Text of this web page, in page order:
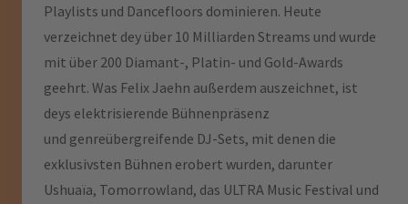
Playlists und Dancefloors dominieren. Heute
verzeichnet dey über 10 Milliarden Streams und wurde
mit über 200 Diamant-, Platin- und Gold-Awards
geehrt. Was Felix Jaehn außerdem auszeichnet, ist
deys elektrisierende Bühnenpräsenz
und genreübergreifende DJ-Sets, mit denen die
exklusivsten Bühnen erobert wurden, darunter
Ushuaïa, Tomorrowland, das ULTRA Music Festival und